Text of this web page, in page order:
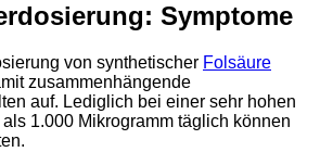
Symptome
von synthetischer Folsäure
zusammenhängende
auf. Lediglich bei einer sehr hohen
1.000 Mikrogramm täglich können